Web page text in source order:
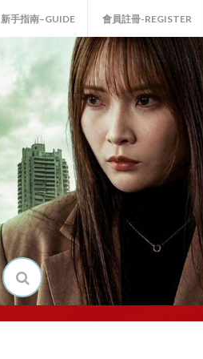
新手指南–GUIDE 會員註冊-REGISTER